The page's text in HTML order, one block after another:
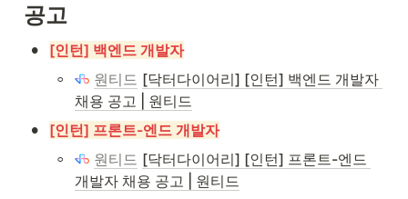
공고
• [인턴] 백엔드 개발자
◦ 원티드 [닥터다이어리] [인턴] 백엔드 개발자
채용 공고 | 원티드
• [인턴] 프론트-엔드 개발자
◦ 원티드 [닥터다이어리] [인턴] 프론트-엔드
개발자 채용 공고 | 원티드